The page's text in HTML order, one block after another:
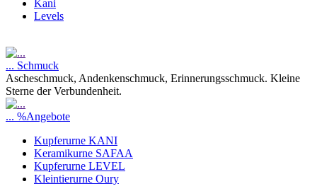
Kani
Levels
... Schmuck
Ascheschmuck, Andenkenschmuck, Erinnerungsschmuck. Kleine
Sterne der Verbundenheit.
... %Angebote
Kupferurne KANI
Keramikurne SAFAA
Kupferurne LEVEL
Kleintierurne Oury